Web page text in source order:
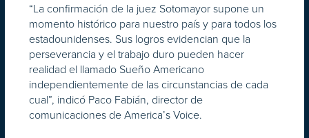
“La confirmación de la juez Sotomayor supone un
momento histórico para nuestro país y para todos los
estadounidenses. Sus logros evidencian que la
perseverancia y el trabajo duro pueden hacer
realidad el llamado Sueño Americano
independientemente de las circunstancias de cada
cual”, indicó Paco Fabián, director de
comunicaciones de America’s Voice.